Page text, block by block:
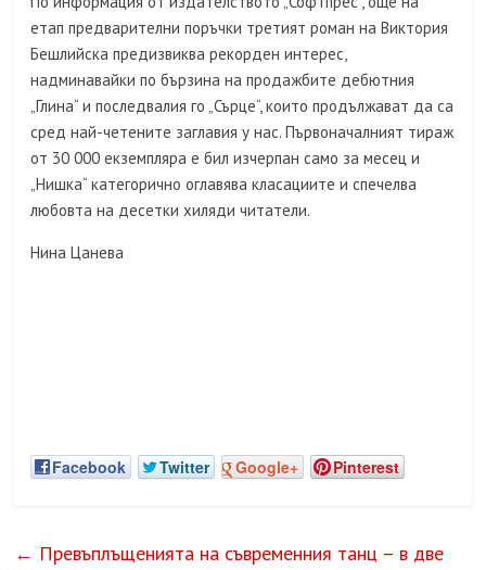
етап предварителни поръчки третият роман на Виктория
Бешлийска предизвиква рекорден интерес,
надминавайки по бързина на продажбите дебютния
„Глина“ и последвалия го „Сърце“, които продължават да са
сред най-четените заглавия у нас. Първоначалният тираж
от 30 000 екземпляра е бил изчерпан само за месец и
„Нишка“ категорично оглавява класациите и спечелва
любовта на десетки хиляди читатели.
Нина Цанева
Facebook Twitter Google+ Pinterest
← Превъплъщенията на съвременния танц – в две